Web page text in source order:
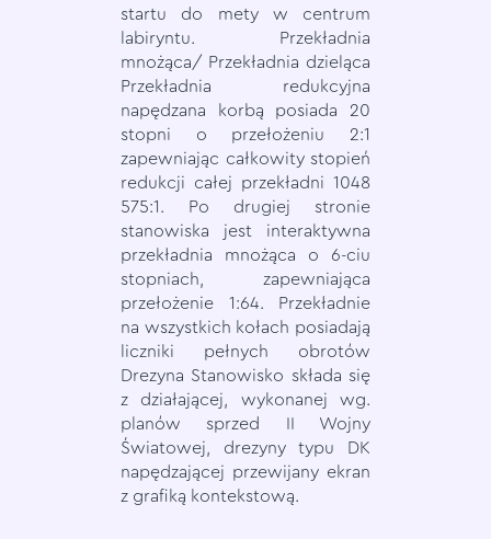
startu do mety w centrum
labiryntu. Przekładnia
mnożąca/ Przekładnia dzieląca
Przekładnia redukcyjna
napędzana korbą posiada 20
stopni o przełożeniu 2:1
zapewniając całkowity stopień
redukcji całej przekładni 1048
575:1. Po drugiej stronie
stanowiska jest interaktywna
przekładnia mnożąca o 6-ciu
stopniach, zapewniająca
przełożenie 1:64. Przekładnie
na wszystkich kołach posiadają
liczniki pełnych obrotów
Drezyna Stanowisko składa się
z działającej, wykonanej wg.
planów sprzed II Wojny
Światowej, drezyny typu DK
napędzającej przewijany ekran
z grafiką kontekstową.